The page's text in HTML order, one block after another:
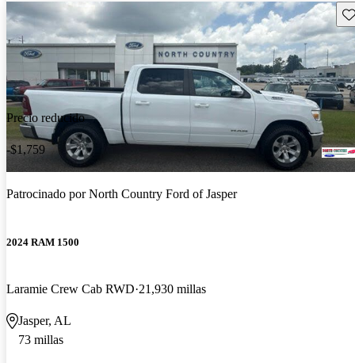
Precio reducido
-$1,759
Patrocinado porNorth Country Ford of Jasper
2024 RAM 1500
Laramie Crew Cab RWD 21,930 millas
Jasper, AL
73 millas